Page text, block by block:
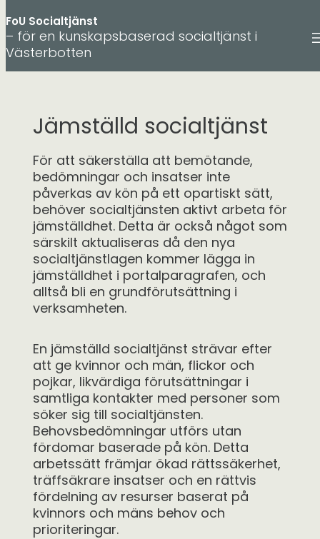
FoU Socialtjänst
– för en kunskapsbaserad socialtjänst i
Västerbotten
Jämställd socialtjänst
För att säkerställa att bemötande,
bedömningar och insatser inte
påverkas av kön på ett opartiskt sätt,
behöver socialtjänsten aktivt arbeta för
jämställdhet. Detta är också något som
särskilt aktualiseras då den nya
socialtjänstlagen kommer lägga in
jämställdhet i portalparagrafen, och
alltså bli en grundförutsättning i
verksamheten.
En jämställd socialtjänst strävar efter
att ge kvinnor och män, flickor och
pojkar, likvärdiga förutsättningar i
samtliga kontakter med personer som
söker sig till socialtjänsten.
Behovsbedömningar utförs utan
fördomar baserade på kön. Detta
arbetssätt främjar ökad rättssäkerhet,
träffsäkrare insatser och en rättvis
fördelning av resurser baserat på
kvinnors och mäns behov och
prioriteringar.